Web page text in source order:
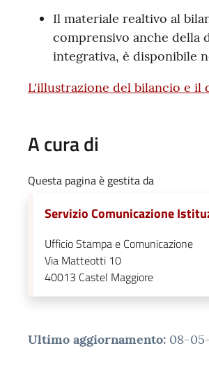
Il materiale realtivo al
comprensivo anche della
integrativa, è disponibile
L'illustrazione del bilancio e
A cura di
Questa pagina è gestita da
Servizio Comunicazione
Ufficio Stampa e Comunicazione
Via Matteotti 10
40013 Castel Maggiore
Ultimo aggiornamento: 08-